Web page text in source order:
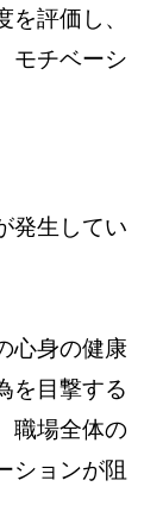
評価し、
モチベーシ
発生してい
心身の健康
を目撃する
職場全体の
ションが阻